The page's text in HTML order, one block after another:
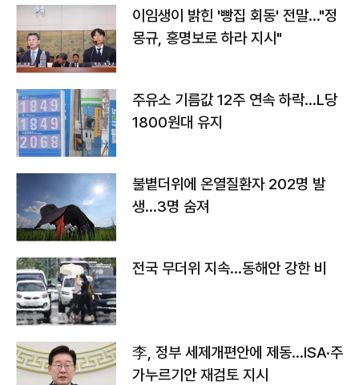
이임생이 밝힌 '빵집 회동' 전말…"정
몽규, 홍명보로 하라 지시"
주유소 기름값 12주 연속 하락…L당
1800원대 유지
불볕더위에 온열질환자 202명 발
생…3명 숨져
전국 무더위 지속…동해안 강한 비
李, 정부 세제개편안에 제동…ISA·주
가누르기안 재검토 지시